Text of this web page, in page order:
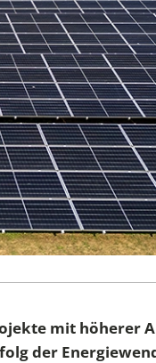
mit höherer
der